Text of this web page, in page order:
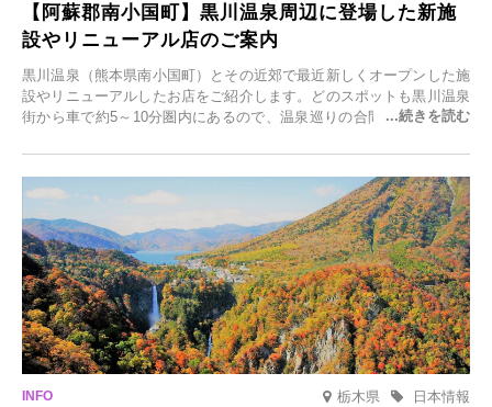
【阿蘇郡南小国町】黒川温泉周辺に登場した新施
設やリニューアル店のご案内
黒川温泉（熊本県南小国町）とその近郊で最近新しくオープンした施
設やリニューアルしたお店をご紹介します。どのスポットも黒川温泉
街から車で約5～10分圏内にあるので、温泉巡りの合間に気軽に立ち
元食材にこだわったレストランなど、多彩な魅力が満載です。黒川温
泉の新たな楽しみとしてチェックしてみてください。
栃木県 日本情報